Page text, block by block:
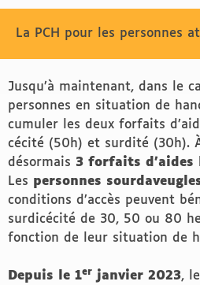
La PCH pour les personnes
Jusqu’à maintenant, dans le
personnes en situation de
cumuler les deux forfaits
cécité (50h) et surdité (30h).
désormais 3 forfaits d’aides
Les personnes
conditions d’accès peuvent
surdicécité de 30, 50 ou 80
fonction de leur situation de
Depuis le 1er janvier 2023,